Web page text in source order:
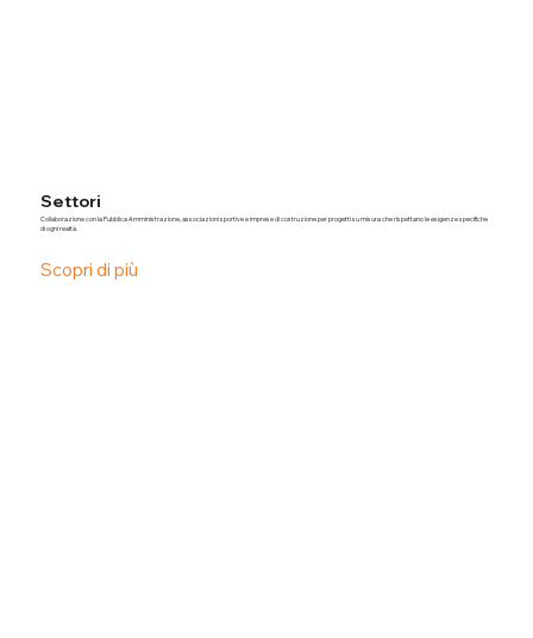
Settori
Collaborazione con la Pubblica Amministrazione, associazioni sportive e imprese di costruzione per progetti su misura che rispettano le esigenze specifiche
di ogni realtà.
Scopri di più